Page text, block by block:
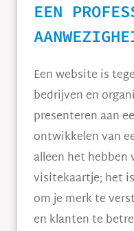
EEN
Een website is
bedrijven en
presenteren aan
ontwikkelen van
alleen het hebben
visitekaartje; het
om je merk te
en klanten te